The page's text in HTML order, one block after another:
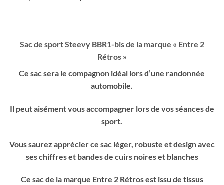
prix
155,00 €.150,00 €.
Sac de sport Steevy BBR1-bis de la marque « Entre 2
Rétros »
Ce sac sera le compagnon idéal lors d’une randonnée
automobile.
Il peut aisément vous accompagner lors de vos séances de
sport.
Vous saurez apprécier ce sac léger, robuste et design avec
ses chiffres et bandes de cuirs noires et blanches
Ce sac de la marque Entre 2 Rétros est issu de tissus